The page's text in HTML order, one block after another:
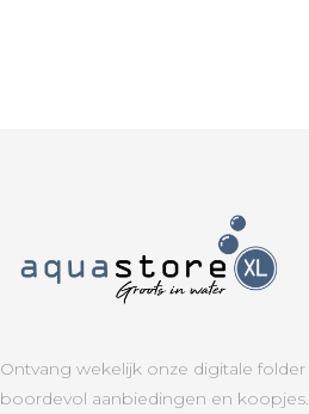
Ontvang wekelijk onze digitale folder
boordevol aanbiedingen en koopjes.